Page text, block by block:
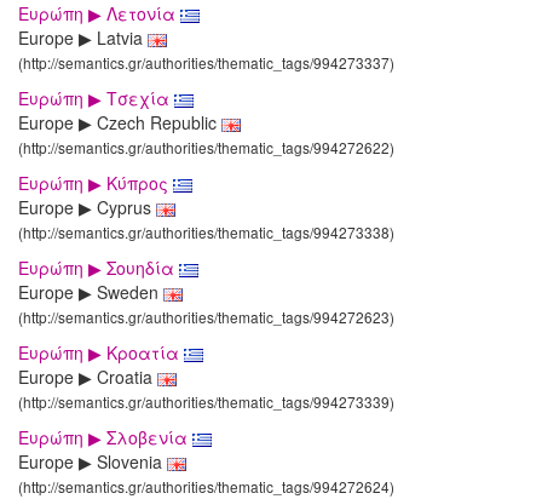
Ευρώπη ▶ Λετονία
Europe ▶ Latvia
(http://semantics.gr/authorities/thematic_tags/994273337)
Ευρώπη ▶ Τσεχία
Europe ▶ Czech Republic
(http://semantics.gr/authorities/thematic_tags/994272622)
Ευρώπη ▶ Κύπρος
Europe ▶ Cyprus
(http://semantics.gr/authorities/thematic_tags/994273338)
Ευρώπη ▶ Σουηδία
Europe ▶ Sweden
(http://semantics.gr/authorities/thematic_tags/994272623)
Ευρώπη ▶ Κροατία
Europe ▶ Croatia
(http://semantics.gr/authorities/thematic_tags/994273339)
Ευρώπη ▶ Σλοβενία
Europe ▶ Slovenia
(http://semantics.gr/authorities/thematic_tags/994272624)